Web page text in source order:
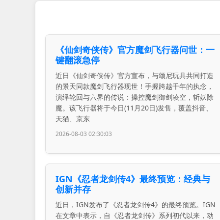
《仙剑奇侠传》官方魔剑飞行器问世：一
键翻滚急停
近日《仙剑奇侠传》官方宣布，与颂尼玩具共同打造
的景天同款魔剑飞行器现世！手握跨越千年的执念，
演绎轮回与六界的传说：操控魔剑御剑凌空，斩妖除
魔。该飞行器将于今日(11月20日)发售，覆盖抖音、
天猫、京东
2026-08-03 02:30:03
IGN《忍者龙剑传4》最终预览：经典与
创新并存
近日，IGN发布了《忍者龙剑传4》的最终预览。IGN
在文章中表示，自《忍者龙剑传》系列初代以来，动